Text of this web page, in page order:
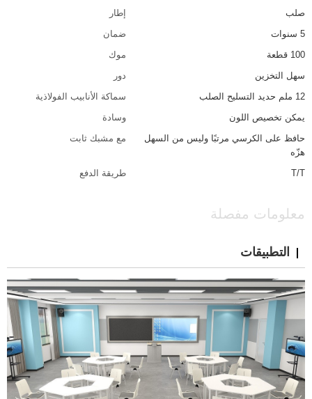
إطار
صلب
ضمان
5 سنوات
موك
100 قطعة
دور
سهل التخزين
سماكة الأنابيب الفولاذية
12 ملم حديد التسليح الصلب
وسادة
يمكن تخصيص اللون
مع مشبك ثابت
حافظ على الكرسي مرتبًا وليس من السهل
هزّه
طريقة الدفع
T/T
معلومات مفصلة
التطبيقات